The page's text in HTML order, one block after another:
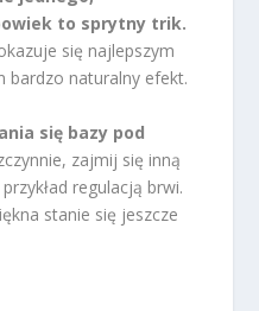
to sprytny trik.
się najlepszym
bardzo naturalny efekt.
się bazy pod
zajmij się inną
regulacją brwi.
stanie się jeszcze